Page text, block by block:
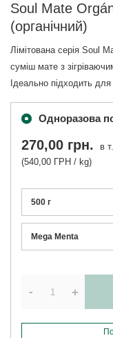
Soul Mate
(органічний)
Лімітована серія Soul
суміш мате з
Ідеально підходить
Одноразова
500 г
Mega Menta
270,00 грн. в
(540,00 ГРН / kg)
- +